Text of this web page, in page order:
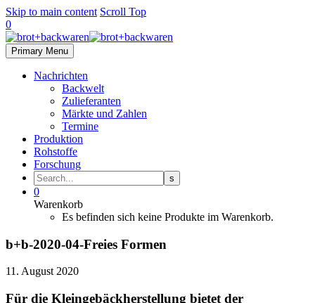
Skip to main content Scroll Top
0
Primary Menu
Nachrichten
Backwelt
Zulieferanten
Märkte und Zahlen
Termine
Produktion
Rohstoffe
Forschung
0
Warenkorb
Es befinden sich keine Produkte im Warenkorb.
b+b-2020-04-Freies Formen
11. August 2020
Für die Kleingebäckherstellung bietet der